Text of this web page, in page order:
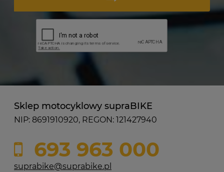
Sklep motocyklowy supraBIKE
NIP: 8691910920, REGON: 121427940
693 963 000
suprabike@suprabike.pl